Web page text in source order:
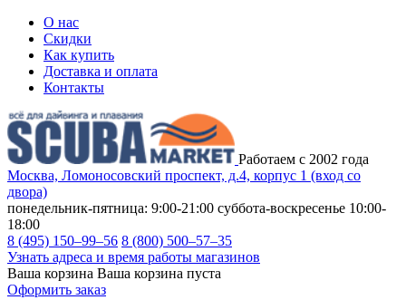
О нас
Скидки
Как купить
Доставка и оплата
Контакты
Работаем с 2002 года
Москва, Ломоносовский проспект, д.4, корпус 1 (вход со
двора)
понедельник-пятница: 9:00-21:00 суббота-воскресенье 10:00-
18:00
8 (495) 150–99–56 8 (800) 500–57–35
Узнать адреса и время работы магазинов
Ваша корзина Ваша корзина пуста
Оформить заказ